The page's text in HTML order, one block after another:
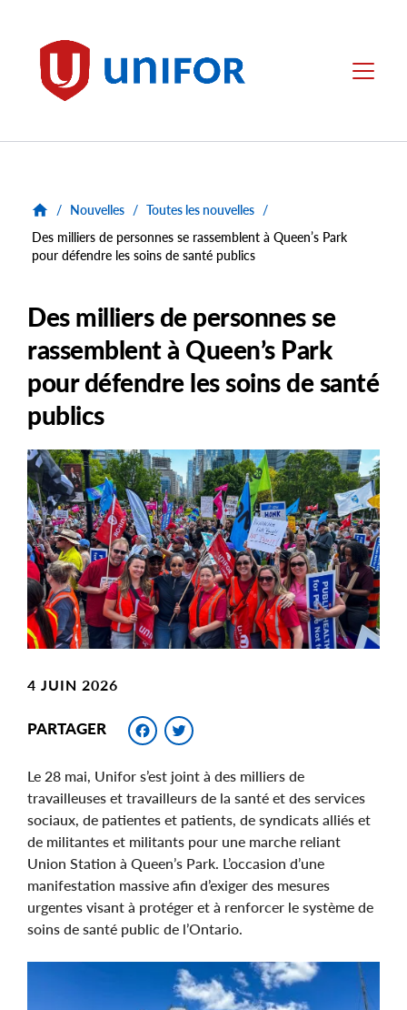
Unifor Menu
/ Nouvelles / Toutes les nouvelles /
Des milliers de personnes se rassemblent à Queen’s Park
pour défendre les soins de santé publics
Des milliers de personnes se
rassemblent à Queen’s Park
pour défendre les soins de santé
publics
Main
Image
Image
4 JUIN 2026
PARTAGER Facebook
Le 28 mai, Unifor s’est joint à des milliers de
travailleuses et travailleurs de la santé et des services
sociaux, de patientes et patients, de syndicats alliés et
de militantes et militants pour une marche reliant
Union Station à Queen’s Park. L’occasion d’une
manifestation massive afin d’exiger des mesures
urgentes visant à protéger et à renforcer le système de
soins de santé public de l’Ontario.